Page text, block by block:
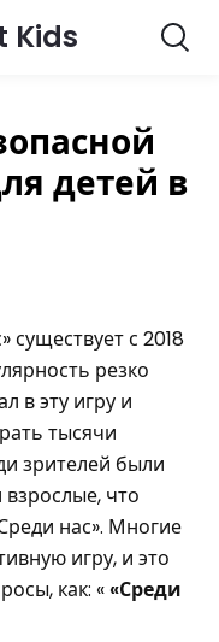
Kids
детей в
существует с 2018
резко
в эту игру и
тысячи
зрителей были
что
нас». Многие
игру, и это
как: « «Среди